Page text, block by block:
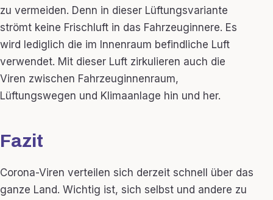
zu vermeiden. Denn in dieser Lüftungsvariante
strömt keine Frischluft in das Fahrzeuginnere. Es
wird lediglich die im Innenraum befindliche Luft
verwendet. Mit dieser Luft zirkulieren auch die
Viren zwischen Fahrzeuginnenraum,
Lüftungswegen und Klimaanlage hin und her.
Fazit
Corona-Viren verteilen sich derzeit schnell über das
ganze Land. Wichtig ist, sich selbst und andere zu